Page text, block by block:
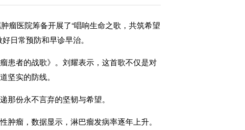
医院筹备开展了“唱响生命之歌，共筑希望
日常预防和早诊早治。
者的战歌》。刘耀表示，这首歌不仅是对
坚实的防线。
份永不言弃的坚韧与希望。
瘤，数据显示，淋巴瘤发病率逐年上升。